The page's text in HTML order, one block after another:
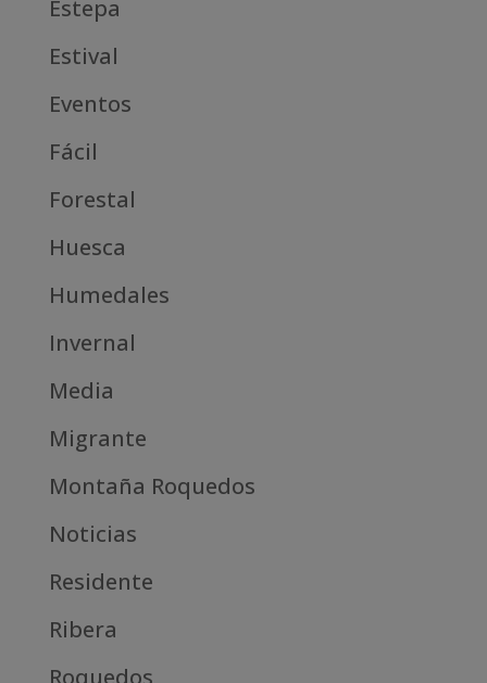
Estepa
Estival
Eventos
Fácil
Forestal
Huesca
Humedales
Invernal
Media
Migrante
Montaña Roquedos
Noticias
Residente
Ribera
Roquedos